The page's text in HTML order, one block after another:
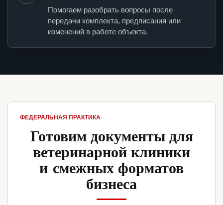
Помогаем разобрать вопросы после
передачи комплекта, предписания или
изменений в работе объекта.
ФЕДЕРАЛЬНАЯ ПРАКТИКА
Готовим документы для
ветеринарной клиники
и смежных форматов
бизнеса